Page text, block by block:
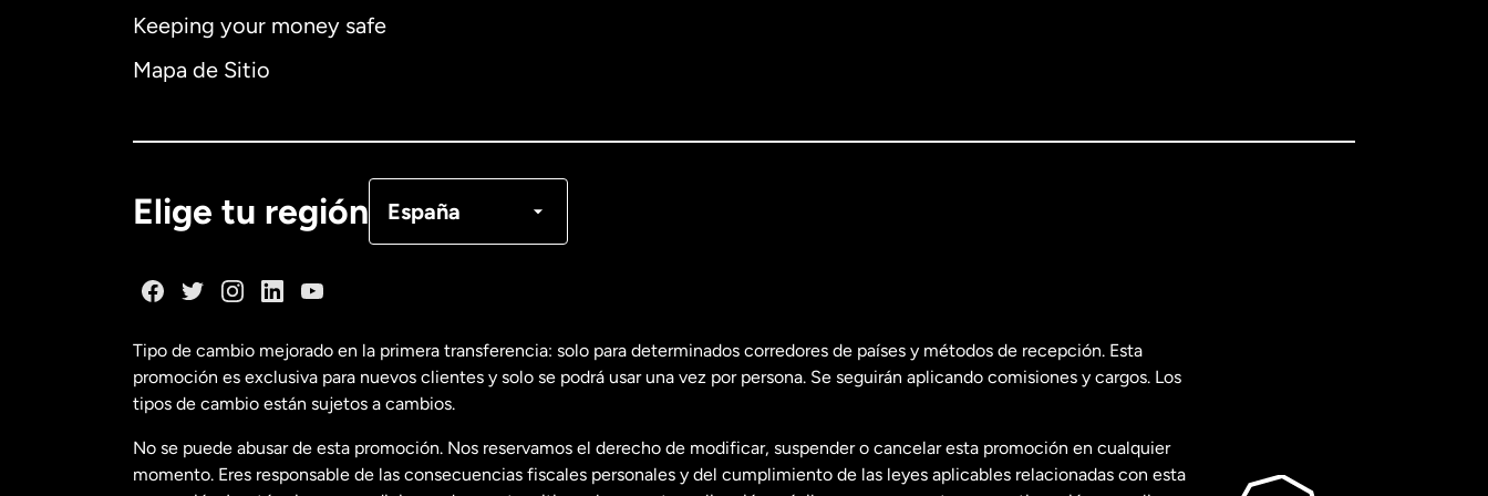
Keeping your money safe
Mapa de Sitio
Elige tu región España
Estados Unidos English
Estados Unidos Español
Tipo de cambio mejorado en la primera transferencia: solo para determinados corredores de países y métodos de recepción. Esta
promoción es exclusiva para nuevos clientes y solo se podrá usar una vez por persona. Se seguirán aplicando comisiones y cargos. Los
tipos de cambio están sujetos a cambios.
No se puede abusar de esta promoción. Nos reservamos el derecho de modificar, suspender o cancelar esta promoción en cualquier
momento. Eres responsable de las consecuencias fiscales personales y del cumplimiento de las leyes aplicables relacionadas con esta